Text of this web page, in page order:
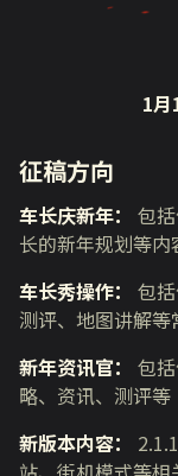
1
征稿方向
车长庆新年：
包
长的新年规划等内
车长秀操作：
包
测评、地图讲解等
新年资讯官：
包
略、资讯、测评等
新版本内容：